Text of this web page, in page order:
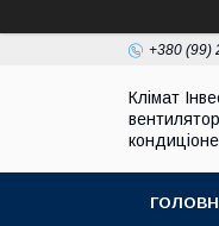
+380 (99)
Клімат